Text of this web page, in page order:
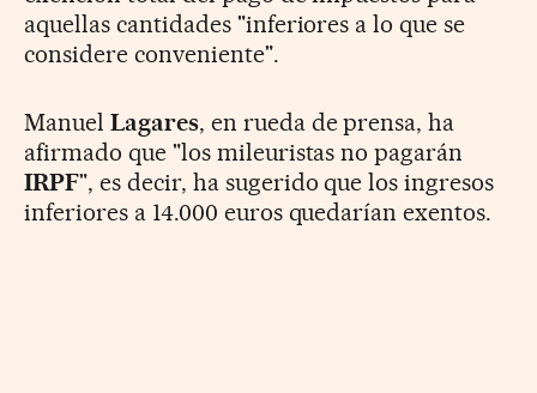
aquellas cantidades "inferiores a lo que se
considere conveniente".
Manuel Lagares, en rueda de prensa, ha
afirmado que "los mileuristas no pagarán
IRPF", es decir, ha sugerido que los ingresos
inferiores a 14.000 euros quedarían exentos.